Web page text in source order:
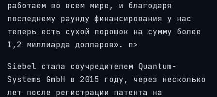
работаем во всем мире, и благодаря
последнему раунду финансирования у нас
теперь есть сухой порошок на сумму более
1,2 миллиарда долларов». п>
Siebel стала соучредителем Quantum-
Systems GmbH в 2015 году, через несколько
лет после регистрации патента на